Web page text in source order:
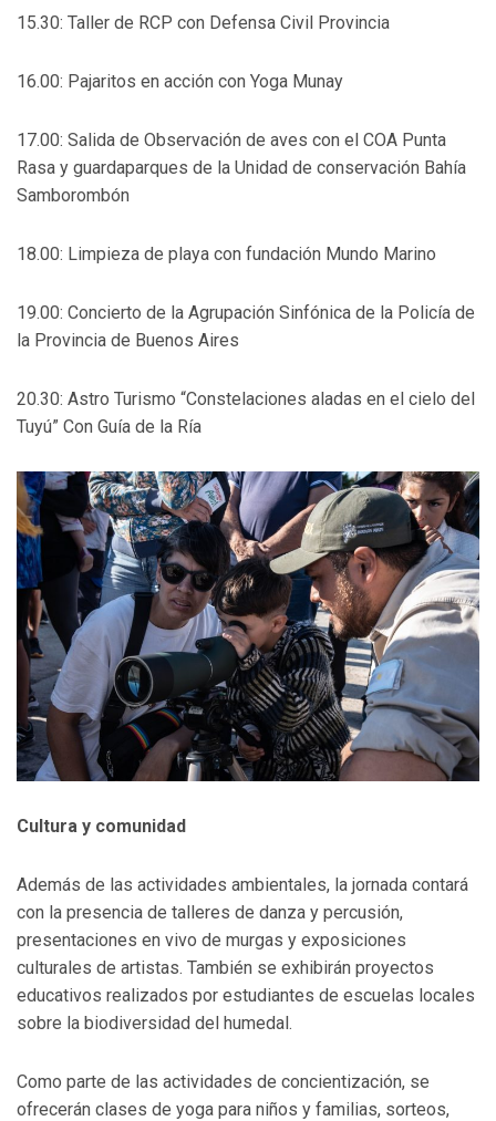
15.30: Taller de RCP con Defensa Civil Provincia
16.00: Pajaritos en acción con Yoga Munay
17.00: Salida de Observación de aves con el COA Punta
Rasa y guardaparques de la Unidad de conservación Bahía
Samborombón
18.00: Limpieza de playa con fundación Mundo Marino
19.00: Concierto de la Agrupación Sinfónica de la Policía de
la Provincia de Buenos Aires
20.30: Astro Turismo “Constelaciones aladas en el cielo del
Tuyú” Con Guía de la Ría
Cultura y comunidad
Además de las actividades ambientales, la jornada contará
con la presencia de talleres de danza y percusión,
presentaciones en vivo de murgas y exposiciones
culturales de artistas. También se exhibirán proyectos
educativos realizados por estudiantes de escuelas locales
sobre la biodiversidad del humedal.
Como parte de las actividades de concientización, se
ofrecerán clases de yoga para niños y familias, sorteos,